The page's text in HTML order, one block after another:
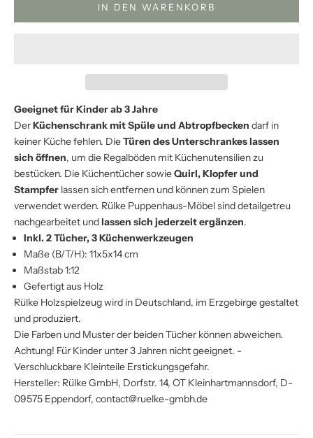
IN DEN WARENKORB
Geeignet für Kinder ab 3 Jahre
DerKüchenschrank mit Spüle und Abtropfbecken darf in
keiner Küche fehlen. DieTüren des Unterschrankes lassen
sich öffnen, um die Regalböden mit Küchenutensilien zu
bestücken. Die Küchentücher sowieQuirl, Klopfer und
Stampfer lassen sich entfernen und können zum Spielen
verwendet werden. Rülke Puppenhaus-Möbel sind detailgetreu
nachgearbeitet undlassen sich jederzeit ergänzen.
Inkl. 2 Tücher, 3 Küchenwerkzeugen
Maße (B/T/H): 11x5x14 cm
Maßstab 1:12
Gefertigt aus Holz
Rülke Holzspielzeug wird in Deutschland, im Erzgebirge gestaltet
und produziert.
Die Farben und Muster der beiden Tücher können abweichen.
Achtung! Für Kinder unter 3 Jahren nicht geeignet. -
Verschluckbare Kleinteile Erstickungsgefahr.
Hersteller: Rülke GmbH, Dorfstr. 14, OT Kleinhartmannsdorf, D-
09575 Eppendorf, contact@ruelke-gmbh.de